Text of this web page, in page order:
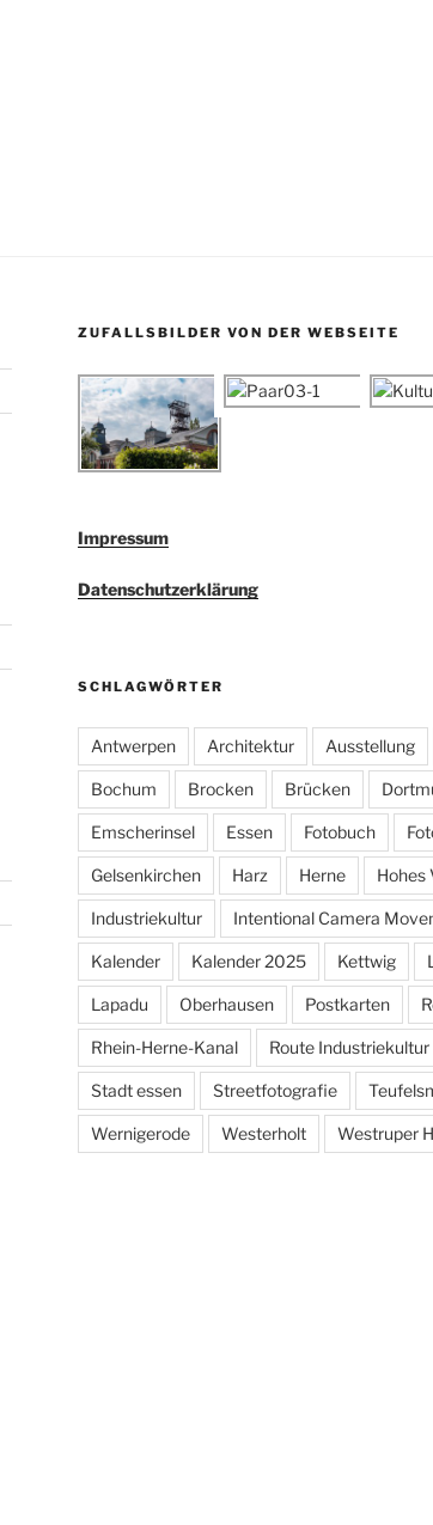
ZUFALLSBILDER VON DER WEBSEITE
Impressum
Datenschutzerklärung
SCHLAGWÖRTER
Antwerpen Architektur Ausstellung
Bochum Brocken Brücken
Emscherinsel Essen Fotobuch
Gelsenkirchen Harz Herne Hohes
Industriekultur Intentional Camera
Kalender Kalender 2025 Kettwig
Lapadu Oberhausen Postkarten
Rhein-Herne-Kanal Route Industriekultur
Stadt essen Streetfotografie
Wernigerode Westerholt Westruper